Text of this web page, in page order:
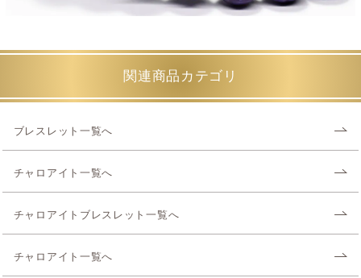
関連商品カテゴリ
ブレスレット一覧へ
チャロアイト一覧へ
チャロアイトブレスレット一覧へ
チャロアイト一覧へ